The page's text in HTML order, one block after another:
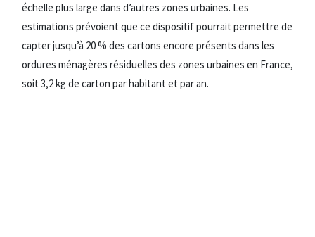
échelle plus large dans d’autres zones urbaines. Les
estimations prévoient que ce dispositif pourrait permettre de
capter jusqu’à 20 % des cartons encore présents dans les
ordures ménagères résiduelles des zones urbaines en France,
soit 3,2 kg de carton par habitant et par an.